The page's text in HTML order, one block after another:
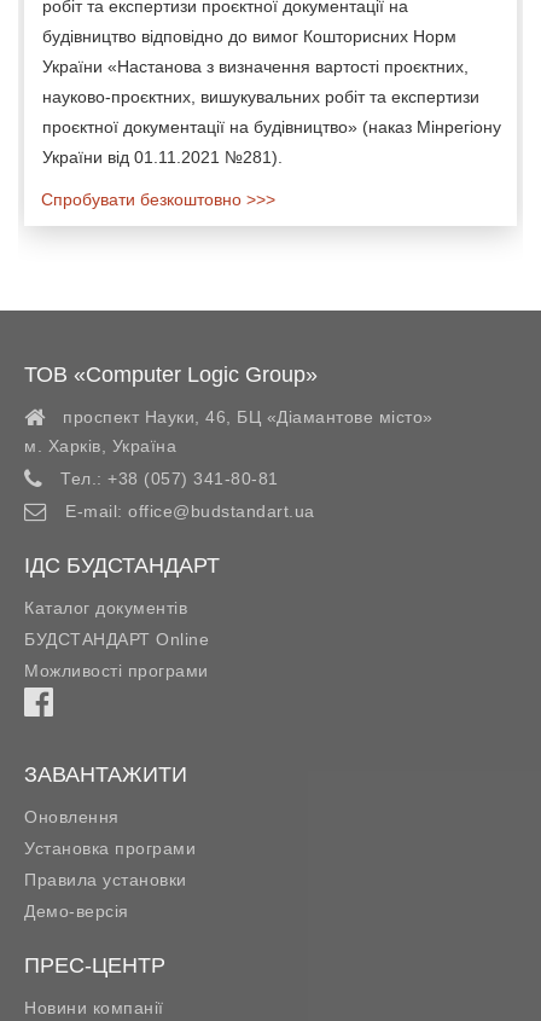
робіт та експертизи проєктної документації на
будівництво відповідно до вимог Кошторисних Норм
України «Настанова з визначення вартості проєктних,
науково-проєктних, вишукувальних робіт та експертизи
проєктної документації на будівництво» (наказ Мінрегіону
України від 01.11.2021 №281).
Спробувати безкоштовно >>>
ТОВ «Computer Logic Group»
проспект Науки, 46, БЦ «Діамантове місто»
м. Харків
Україна
Тел.: +38 (057) 341-80-81
E-mail: office@budstandart.ua
ІДС БУДСТАНДАРТ
Каталог документів
БУДСТАНДАРТ Online
Можливості програми
ЗАВАНТАЖИТИ
Оновлення
Установка програми
Правила установки
Демо-версія
ПРЕС-ЦЕНТР
Новини компанії